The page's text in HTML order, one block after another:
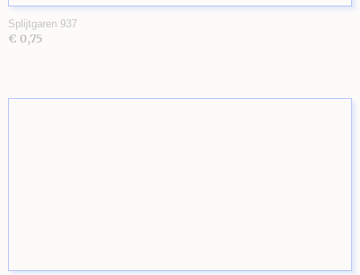
Splijtgaren 937
€ 0,75